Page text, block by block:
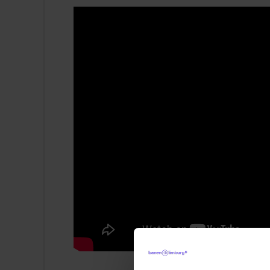
wisselende mate gedragsproblematiek.
Dit mag je van ons verwachten